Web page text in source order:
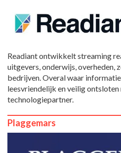
Readiant ontwikkelt streaming
uitgevers, onderwijs, overheden,
bedrijven. Overal waar
leesvriendelijk en veilig
technologiepartner.
Plaggemars